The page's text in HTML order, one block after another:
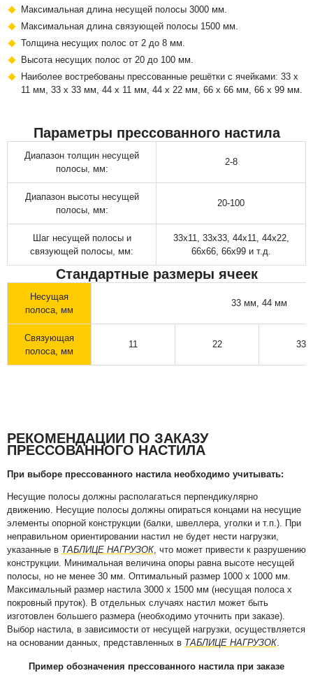
Максимальная длина несущей полосы 3000 мм.
Максимальная длина связующей полосы 1500 мм.
Толщина несущих полос от 2 до 8 мм.
Высота несущих полос от 20 до 100 мм.
Наиболее востребованы прессованные решётки с ячейками: 33 х
11 мм, 33 х 33 мм, 44 х 11 мм, 44 х 22 мм, 66 х 66 мм, 66 х 99 мм.
Параметры прессованного настила
Диапазон толщин несущей
полосы, мм:
2-8
Диапазон высоты несущей
полосы, мм:
20-100
Шаг несущей полосы и
связующей полосы, мм:
33х11, 33х33, 44х11, 44х22,
66х66, 66х99 и т.д.
Стандартные размеры ячеек
Несущая
полоса, мм
33 мм, 44 мм
Связующая
полоса, мм
11 22 33
РЕКОМЕНДАЦИИ ПО ЗАКАЗУ
ПРЕССОВАННОГО НАСТИЛА
При выборе прессованного настила необходимо учитывать:
Несущие полосы должны располагаться перпендикулярно
движению. Несущие полосы должны опираться концами на несущие
элементы опорной конструкции (балки, швеллера, уголки и т.п.). При
неправильном ориентировании настил не будет нести нагрузки,
указанные в ТАБЛИЦЕ НАГРУЗОК, что может привести к разрушению
конструкции. Минимальная величина опоры равна высоте несущей
полосы, но не менее 30 мм. Оптимальный размер 1000 х 1000 мм.
Максимальный размер настила 3000 х 1500 мм (несущая полоса х
покровный пруток). В отдельных случаях настил может быть
изготовлен большего размера (необходимо уточнить при заказе).
Выбор настила, в зависимости от несущей нагрузки, осуществляется
на основании данных, представленных в ТАБЛИЦЕ НАГРУЗОК.
Пример обозначения прессованного настила при заказе